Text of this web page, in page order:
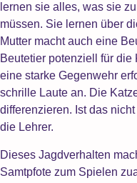
lernen sie alles, was sie
müssen. Sie lernen über
Mutter macht auch eine
Beutetier potenziell für die
eine starke Gegenwehr
schrille Laute an. Die
differenzieren. Ist das
die Lehrer.
Dieses Jagdverhalten
Samtpfote zum Spielen